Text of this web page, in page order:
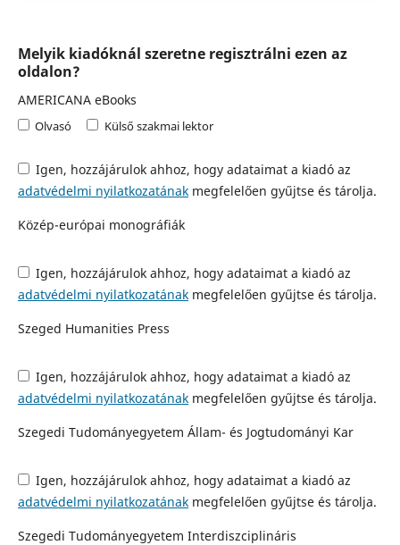
Melyik kiadóknál szeretne regisztrálni ezen az
oldalon?
AMERICANA eBooks
Olvasó Külső szakmai lektor
Igen, hozzájárulok ahhoz, hogy adataimat a kiadó az
adatvédelmi nyilatkozatánakmegfelelően gyűjtse és tárolja.
Közép-európai monográfiák
Igen, hozzájárulok ahhoz, hogy adataimat a kiadó az
adatvédelmi nyilatkozatánakmegfelelően gyűjtse és tárolja.
Szeged Humanities Press
Igen, hozzájárulok ahhoz, hogy adataimat a kiadó az
adatvédelmi nyilatkozatánakmegfelelően gyűjtse és tárolja.
Szegedi Tudományegyetem Állam- és Jogtudományi Kar
Igen, hozzájárulok ahhoz, hogy adataimat a kiadó az
adatvédelmi nyilatkozatánakmegfelelően gyűjtse és tárolja.
Szegedi Tudományegyetem Interdiszciplináris